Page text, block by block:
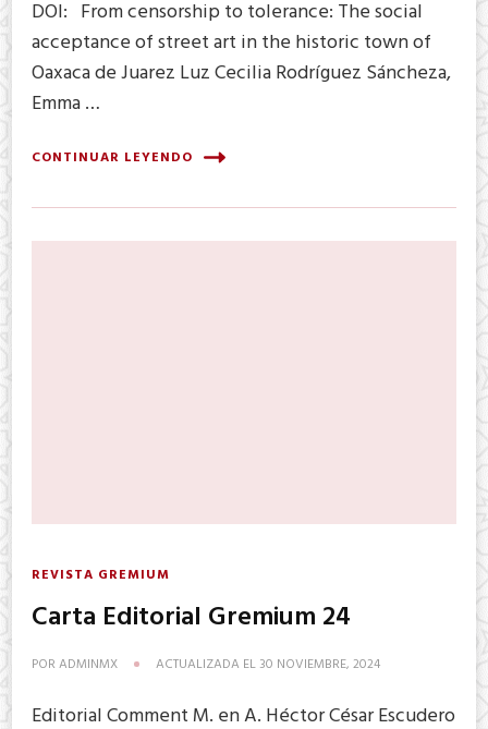
DOI: From censorship to tolerance: The social
acceptance of street art in the historic town of
Oaxaca de Juarez Luz Cecilia Rodríguez Sáncheza,
Emma …
CONTINUAR LEYENDO
REVISTA GREMIUM
Carta Editorial Gremium 24
POR ADMINMX ACTUALIZADA EL 30 NOVIEMBRE, 2024
Editorial Comment M. en A. Héctor César Escudero